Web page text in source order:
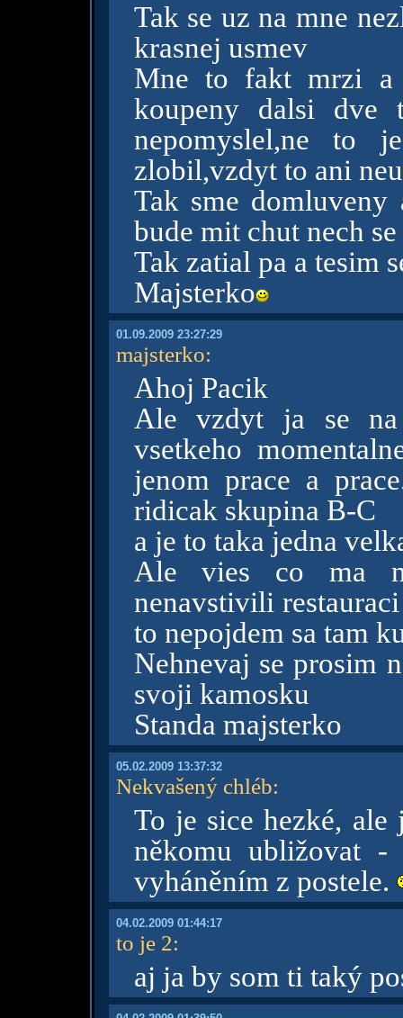
Tak se uz na mne
krasnej usmev
Mne to fakt mrzi
koupeny dalsi dve
nepomyslel,ne to
zlobil,vzdyt to ani
Tak sme domluveny
bude mit chut nech
Tak zatial pa a tesim
Majsterko
01.09.2009 23:27:29
majsterko:
Ahoj Pacik
Ale vzdyt ja se na
vsetkeho
jenom prace a
ridicak skupina B-C
a je to taka jedna
Ale vies co ma
nenavstivili
to nepojdem sa tam
Nehnevaj se prosim
svoji kamosku
Standa majsterko
05.02.2009 13:37:32
Nekvašený chléb:
To je sice hezké,
někomu ubližovat -
vyháněním z postele.
04.02.2009 01:44:17
to je 2:
aj ja by som ti taký